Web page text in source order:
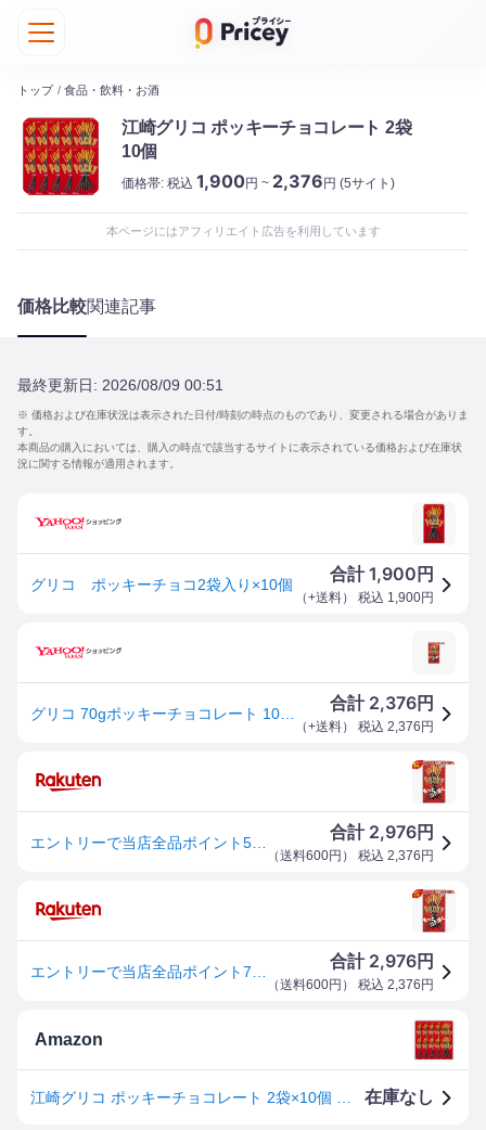
トップ / 食品・飲料・お酒
江崎グリコ ポッキーチョコレート 2袋
10個
価格帯: 税込 1,900円 ~ 2,376円 (5サイト)
本ページにはアフィリエイト広告を利用しています
価格比較関連記事
最終更新日: 2026/08/09 00:51
※ 価格および在庫状況は表示された日付/時刻の時点のものであり、変更される場合がありま
す。
本商品の購入においては、購入の時点で該当するサイトに表示されている価格および在庫状
況に関する情報が適用されます。
グリコ ポッキーチョコ2袋入り×10個
合計1,900 円
（+送料） 税込 1,900円
合計 2,376円
（+送料） 税込 2,376 円
合計 2,976円
（送料600円 ） 税込 2,376 円
合計 2,976円
（送料600円 ） 税込 2,376 円
Amazon
在庫なし